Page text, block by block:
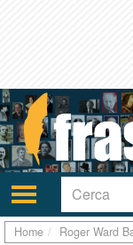
Attiva/disattiva
navigazione
Home Roger Ward